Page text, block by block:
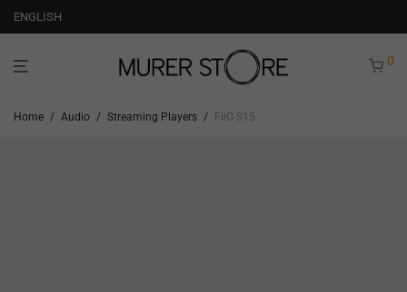
ENGLISH
0
Home / Audio / Streaming Players / FiiO S15